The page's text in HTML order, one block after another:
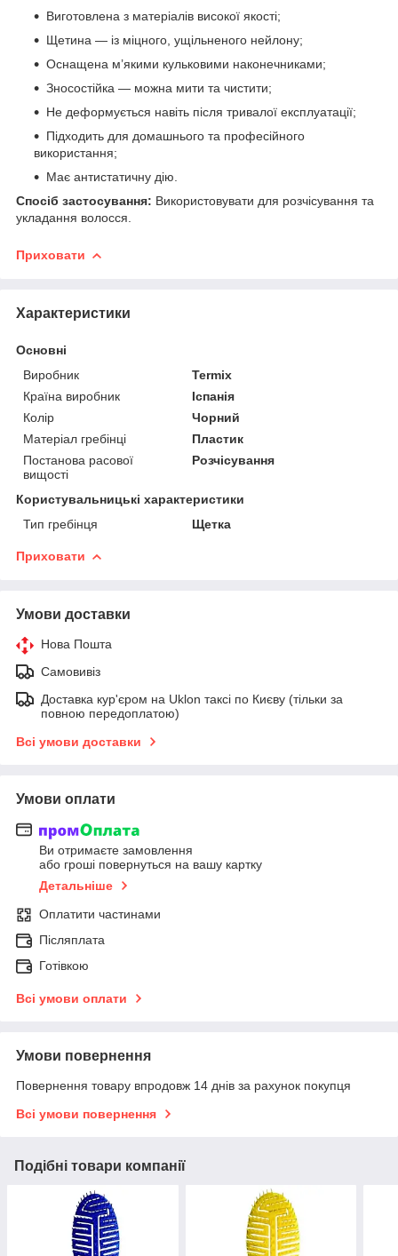
Виготовлена з матеріалів високої якості;
Щетина — із міцного, ущільненого нейлону;
Оснащена м’якими кульковими наконечниками;
Зносостійка — можна мити та чистити;
Не деформується навіть після тривалої експлуатації;
Підходить для домашнього та професійного
використання;
Має антистатичну дію.
Спосіб застосування: Використовувати для розчісування та
укладання волосся.
Приховати
Характеристики
Основні
Виробник
Termix
Країна виробник
Іспанія
Колір
Чорний
Матеріал гребінці
Пластик
Постанова расової
вищості
Розчісування
Користувальницькі характеристики
Тип гребінця
Щетка
Приховати
Умови доставки
Нова Пошта
Самовивіз
Доставка кур'єром на Uklon таксі по Києву (тільки за
повною передоплатою)
Всі умови доставки
Умови оплати
Ви отримаєте замовлення
або гроші повернуться на вашу картку
Детальніше
Оплатити частинами
Післяплата
Готівкою
Всі умови оплати
Умови повернення
Повернення товару впродовж 14 днів за рахунок покупця
Всі умови повернення
Подібні товари компанії